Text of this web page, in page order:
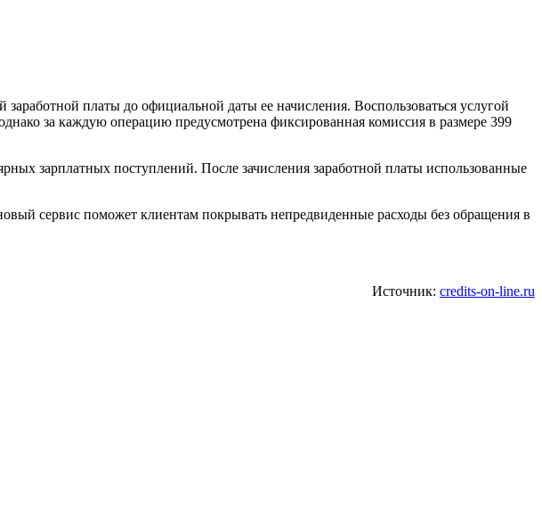
платы до официальной даты ее начисления. Воспользоваться услугой
за каждую операцию предусмотрена фиксированная комиссия в размере 399
зарплатных поступлений. После зачисления заработной платы использованные
сервис поможет клиентам покрывать непредвиденные расходы без обращения в
Источник: credits-on-line.ru